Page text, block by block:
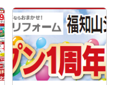
に頼んで良かった、また次も困
ったら言おう」と思える、顔の
見えるお付き合いを何より大切
にしています。 「いくらくらい
かかるか、まずは見積もりだけ
欲しい」「家の中も外も、まと
めて相談に乗ってほしい」とい
う方は、ぜひお気軽にタテイシ
金の対象になっているんです。
4. 補助金は「早い者勝ち」の予
約席！ 桜は散っても来年また咲
きますが、この補助金の予算に
は限りがあります。 例年、全国
から申し込みが殺到し、本格的
な冬が来る前に「予算終了」と
なってしまうことも少なくあり
度をキープ。冷え込みがちな朝
も快適に起きられます。また、
カビの原因になる「結露」を劇
的に抑えられます。 ② 夏はエ
アコンが効きやすい！ 強い日差
しをカットする遮熱性能の高い
窓なら、夏場の「ムワッ」とし
す。 【1月24日・25日開催】新
春リフォームイベントのお知ら
せ 当店では、 1月24日（土）・
25日（日）に新春リフォームイ
ベントを開催します。 福知山
市・綾部市・丹波市からもご相
談が多い、水まわりリフォーム
を中心とした相談会です。 「具
思います。特に来客があると気
になるのが、トイレのにおい・
黒ずみ問題。「毎日掃除してい
るのに、なんとなくにおう」
「黒ずみが取れなくて困ってい
る」というご相談が多いです。
実は、この“トイレのにおい・
黒ずみ”は、ただ掃除の問題だ